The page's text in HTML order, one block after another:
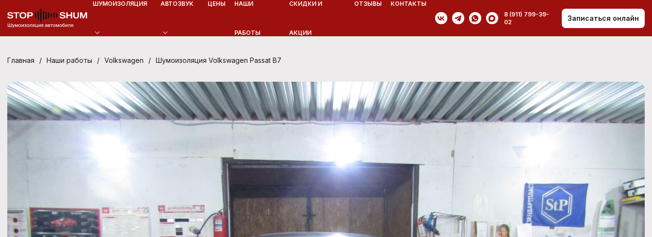
ШУМОИЗОЛЯЦИЯ АВТОЗВУК ЦЕНЫ НАШИ
РАБОТЫ
СКИДКИ И
АКЦИИ
ОТЗЫВЫ
КОНТАКТЫ
8 (911) 799-39-
02
Записаться онлайн
Главная / Наши работы / Volkswagen / Шумоизоляция Volkswagen Passat B7